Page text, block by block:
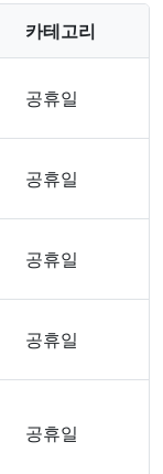
카테고리
공휴일
공휴일
공휴일
공휴일
공휴일